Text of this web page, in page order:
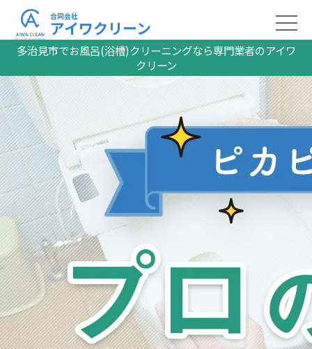
多治見市でお風呂(浴槽)クリーニングなら専門業者のアイワ
クリーン
合同会社
アイワクリーン